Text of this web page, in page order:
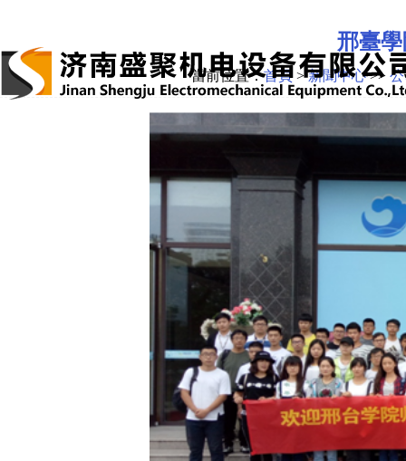
邢臺
當前位置：首頁>新聞中心>>